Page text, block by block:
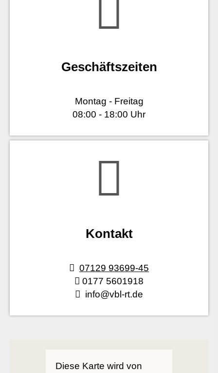
Geschäftszeiten
Montag - Freitag
08:00 - 18:00 Uhr
Kontakt
07129 93699-45
0177 5601918
info@vbl-rt.de
Diese Karte wird von